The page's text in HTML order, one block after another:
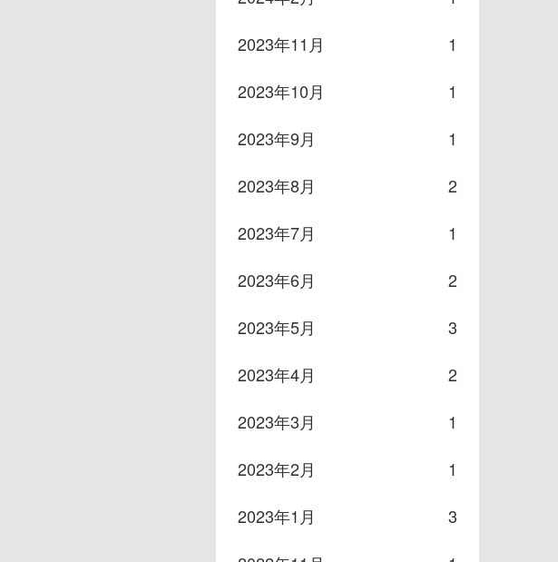
2023年11月
1
2023年10月
1
2023年9月
1
2023年8月
2
2023年7月
1
2023年6月
2
2023年5月
3
2023年4月
2
2023年3月
1
2023年2月
1
2023年1月
3